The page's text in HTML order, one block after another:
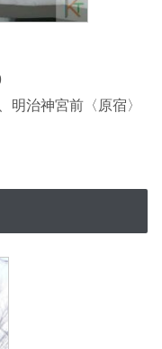
明治神宮前〈原宿〉